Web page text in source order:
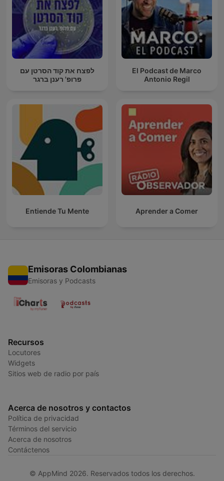
לפצח את קוד הסרטן עם
פרופ' רענן ברגר
El Podcast de Marco
Antonio Regil
Entiende Tu Mente Aprender a Comer
Emisoras Colombianas
Emisoras y Podcasts
Recursos
Locutores
Widgets
Sitios web de radio por país
Acerca de nosotros y contactos
Política de privacidad
Términos del servicio
Acerca de nosotros
Contáctenos
© AppMind 2026. Reservados todos los derechos.